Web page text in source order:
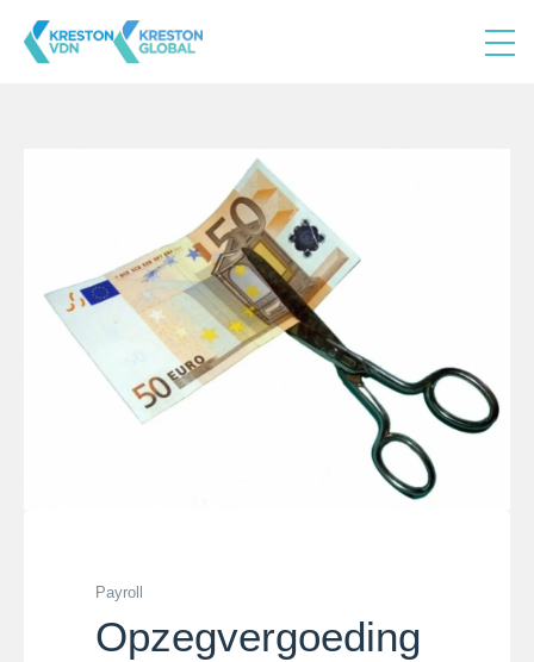
Payroll
Opzegvergoeding